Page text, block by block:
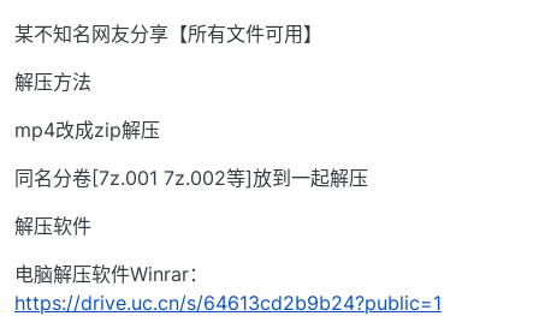
某不知名网友分享【所有文件可用】
解压方法
mp4改成zip解压
同名分卷[7z.001 7z.002等]放到一起解压
解压软件
电脑解压软件Winrar：
https://drive.uc.cn/s/64613cd2b9b24?public=1